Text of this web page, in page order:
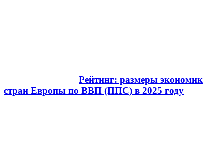
Рейтинг: размеры экономик
стран Европы по ВВП (ППС) в 2025 году